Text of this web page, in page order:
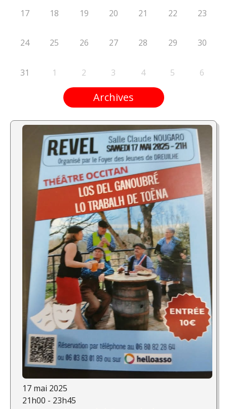
17 18 19 20 21 22 23
24 25 26 27 28 29 30
31 1 2 3 4 5 6
Archives
17 mai 2025
21h00 - 23h45